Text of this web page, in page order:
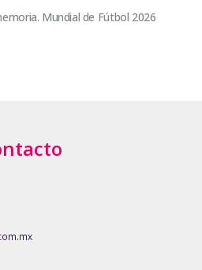
Mundial de Fútbol 2026